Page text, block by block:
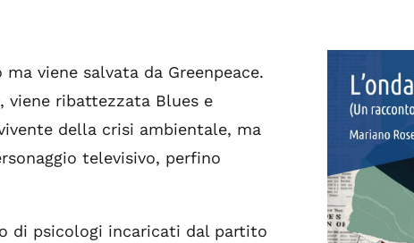
viene salvata da Greenpeace.
viene ribattezzata Blues e
della crisi ambientale, ma
televisivo, perfino
di psicologi incaricati dal partito